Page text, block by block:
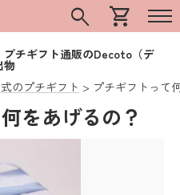
search shopping_cart
チギフト通販のDecoto（デ
物
のプチギフト プチギフトって
をあげるの？